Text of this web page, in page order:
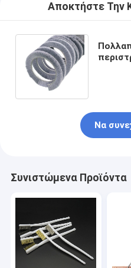
Αποκτήστε Την
Να
Συνιστώμενα Προϊόντα